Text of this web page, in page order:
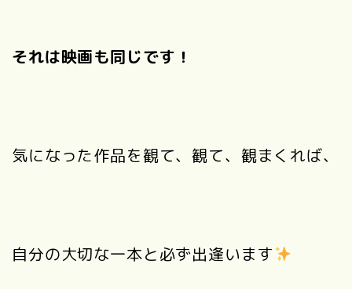
それは映画も同じです！
気になった作品を観て、観て、観まくれば、
自分の大切な一本と必ず出逢います